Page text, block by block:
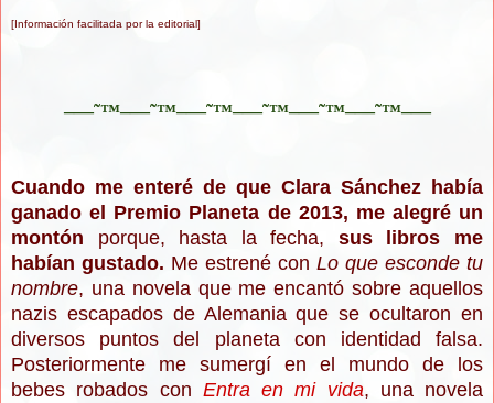
[Información facilitada por la editorial]
–—˜™–—˜™–—˜™–—˜™–—˜™–—˜™–—
Cuando me enteré de que Clara Sánchez había
ganado el Premio Planeta de 2013, me alegré un
montón porque, hasta la fecha, sus libros me
habían gustado. Me estrené con Lo que esconde tu
nombre, una novela que me encantó sobre aquellos
nazis escapados de Alemania que se ocultaron en
diversos puntos del planeta con identidad falsa.
Posteriormente me sumergí en el mundo de los
bebes robados con Entra en mi vida, una novela